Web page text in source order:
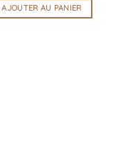
AJOUTER AU PANIER